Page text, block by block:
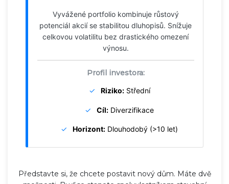
Vyvážené portfolio kombinuje růstový
potenciál akcií se stabilitou dluhopisů. Snížuje
celkovou volatilitu bez drastického omezení
výnosu.
Profil investora:
✓ Riziko:Střední
✓ Cíl: Diverzifikace
✓ Horizont: Dlouhodobý (>10 let)
Představte si, že chcete postavit nový dům. Máte dvě